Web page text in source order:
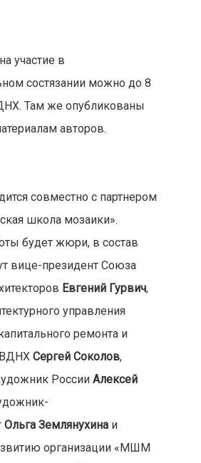
участие в
состязании можно до 8
Там же опубликованы
авторов.
совместно с партнером
школа мозаики».
будет жюри, в состав
вице-президент Союза
Евгений Гурвич,
управления
ремонта и
ВДНХ Сергей Соколов,
России Алексей
Ольга Землянухинаи
организации «МШМ